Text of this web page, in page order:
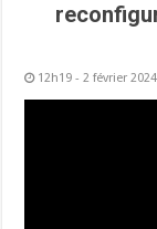
12h19 - 2 février 2024